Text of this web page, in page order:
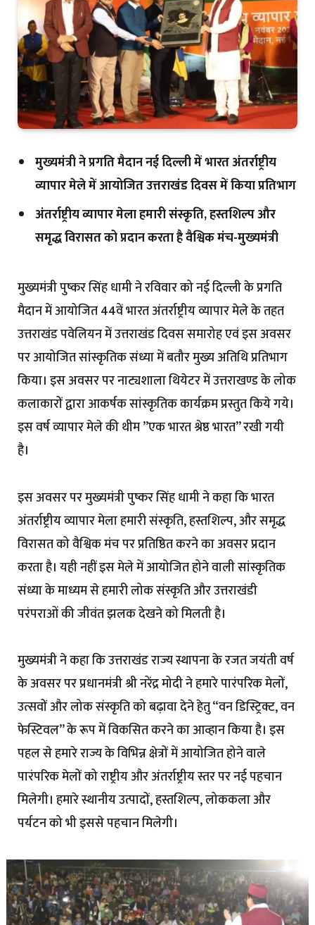
मुख्यमंत्री ने प्रगति मैदान नई दिल्ली में भारत अंतर्राष्ट्रीय
व्यापार मेले में आयोजित उत्तराखंड दिवस में किया प्रतिभाग
अंतर्राष्ट्रीय व्यापार मेला हमारी संस्कृति, हस्तशिल्प और
समृद्ध विरासत को प्रदान करता है वैश्विक मंच-मुख्यमंत्री
मुख्यमंत्री पुष्कर सिंह धामी ने रविवार को नई दिल्ली के प्रगति
मैदान में आयोजित 44वें भारत अंतर्राष्ट्रीय व्यापार मेले के तहत
उत्तराखंड पवेलियन में उत्तराखंड दिवस समारोह एवं इस अवसर
पर आयोजित सांस्कृतिक संध्या में बतौर मुख्य अतिथि प्रतिभाग
किया। इस अवसर पर नाट्यशाला थियेटर में उत्तराखण्ड के लोक
कलाकारों द्वारा आकर्षक सांस्कृतिक कार्यक्रम प्रस्तुत किये गये।
इस वर्ष व्यापार मेले की थीम ’’एक भारत श्रेष्ठ भारत’’ रखी गयी
है।
इस अवसर पर मुख्यमंत्री पुष्कर सिंह धामी ने कहा कि भारत
अंतर्राष्ट्रीय व्यापार मेला हमारी संस्कृति, हस्तशिल्प, और समृद्ध
विरासत को वैश्विक मंच पर प्रतिष्ठित करने का अवसर प्रदान
करता है। यही नहीं इस मेले में आयोजित होने वाली सांस्कृतिक
संध्या के माध्यम से हमारी लोक संस्कृति और उत्तराखंडी
परंपराओं की जीवंत झलक देखने को मिलती है।
मुख्यमंत्री ने कहा कि उत्तराखंड राज्य स्थापना के रजत जयंती वर्ष
के अवसर पर प्रधानमंत्री श्री नरेंद्र मोदी ने हमारे पारंपरिक मेलों,
उत्सवों और लोक संस्कृति को बढ़ावा देने हेतु “वन डिस्ट्रिक्ट, वन
फेस्टिवल” के रूप में विकसित करने का आव्हान किया है। इस
पहल से हमारे राज्य के विभिन्न क्षेत्रों में आयोजित होने वाले
पारंपरिक मेलों को राष्ट्रीय और अंतर्राष्ट्रीय स्तर पर नई पहचान
मिलेगी। हमारे स्थानीय उत्पादों, हस्तशिल्प, लोककला और
पर्यटन को भी इससे पहचान मिलेगी।